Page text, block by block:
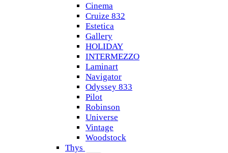
Cinema
Cruize 832
Estetica
Gallery
HOLIDAY
INTERMEZZO
Laminart
Navigator
Odyssey 833
Pilot
Robinson
Universe
Vintage
Woodstock
Thys